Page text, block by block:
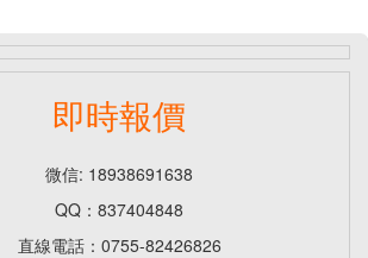
即時報價
微信: 18938691638
QQ：837404848
直線電話：0755-82426826